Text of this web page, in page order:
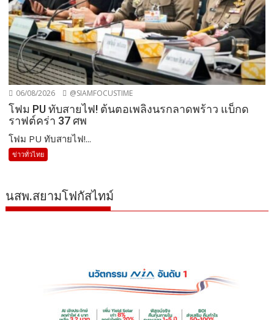
06/08/2026 @SIAMFOCUSTIME
โฟม PU ทับสายไฟ! ต้นตอเพลิงนรกลาดพร้าว แบ็กด
ราฟต์คร่า 37 ศพ
โฟม PU ทับสายไฟ!...
ข่าวทั่วไทย
นสพ.สยามโฟกัสไทม์